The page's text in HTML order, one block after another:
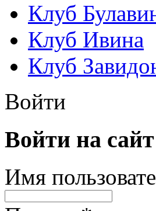
Клуб
Клуб Ивина
Клуб
Войти
Войти на сайт
Имя